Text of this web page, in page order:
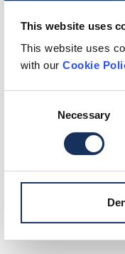
This website uses
This website uses
with our Cookie
Necessary